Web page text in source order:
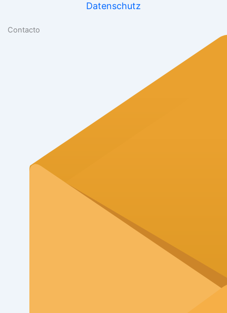
Datenschutz
Contacto